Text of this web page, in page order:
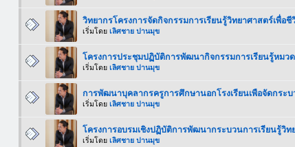
วิทยากรโครงการจัดกิจกรรมการเรียนรู้วิทยาศาสตร์เพื่อชี
เริ่มโดย เลิศชาย ปานมุข
โครงการประชุมปฏิบัติการพัฒนากิจกรรมการเรียนรู้หมว
เริ่มโดย เลิศชาย ปานมุข
การพัฒนาบุคลากรครูการศึกษานอกโรงเรียนเพือจัดกระ
เริ่มโดย เลิศชาย ปานมุข
โครงการอบรมเชิงปฏิบัติการพัฒนากระบวนการเรียนรู้วิ
เริ่มโดย เลิศชาย ปานมุข